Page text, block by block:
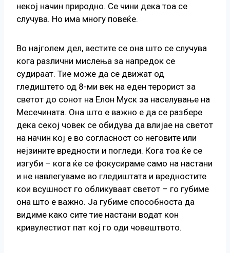
некој начин природно. Се чини дека тоа се
случува. Но има многу повеќе.
Во најголем дел, вестите се она што се случува
кога различни мислења за напредок се
судираат. Тие може да се движат од
гледиштето од 8-ми век на еден терорист за
светот до сонот на Елон Муск за населување на
Месечината. Она што е важно е да се разбере
дека секој човек се обидува да влијае на светот
на начин кој е во согласност со неговите или
нејзините вредности и погледи. Кога тоа ќе се
изгуби – кога ќе се фокусираме само на настани
и не навлегуваме во гледиштата и вредностите
кои всушност го обликуваат светот – го губиме
она што е важно. Ја губиме способноста да
видиме како сите тие настани водат кон
кривулестиот пат кој го оди човештвото.